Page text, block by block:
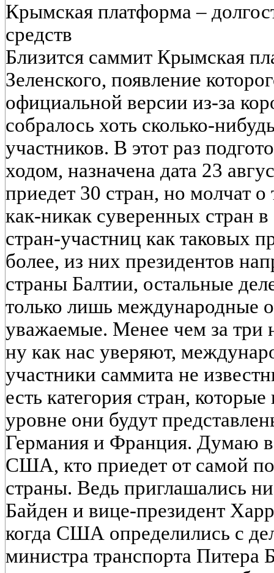
Крымская платформа –
средств
Близится саммит Крымская
Зеленского, появление
официальной версии из-за
собралось хоть сколько-
участников. В этот раз
ходом, назначена дата 23
приедет 30 стран, но молчат
как-никак суверенных стран
стран-участниц как таковых
более, из них президентов
страны Балтии, остальные
только лишь международные
уважаемые. Менее чем за три
ну как нас уверяют,
участники саммита не
есть категория стран,
уровне они будут
Германия и Франция. Думаю
США, кто приедет от самой
страны. Ведь приглашались
Байден и вице-президент
когда США определились с
министра транспорта